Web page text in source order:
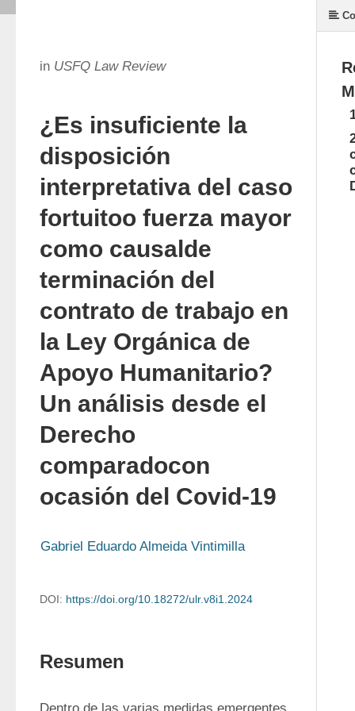
in USFQ Law Review
¿Es insuficiente la
disposición
interpretativa del caso
fortuitoo fuerza mayor
como causalde
terminación del
contrato de trabajo en
la Ley Orgánica de
Apoyo Humanitario?
Un análisis desde el
Derecho
comparadocon
ocasión del Covid-19
Gabriel Eduardo Almeida Vintimilla
DOI: https://doi.org/10.18272/ulr.v8i1.2024
Resumen